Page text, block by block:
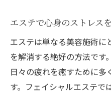
エステで心身のストレス
エステは単なる美容施術に
を解消する絶好の方法です
日々の疲れを癒すために多
す。フェイシャルエステで